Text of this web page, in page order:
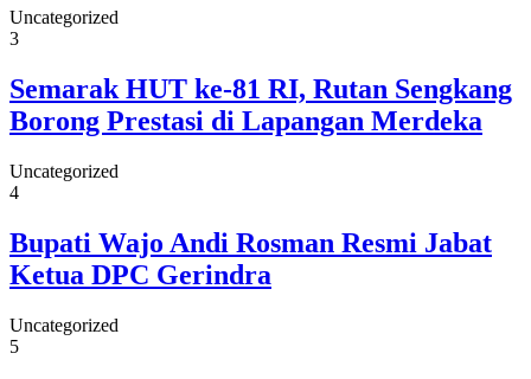
Uncategorized
3
Semarak HUT ke-81 RI, Rutan Sengkang
Borong Prestasi di Lapangan Merdeka
Uncategorized
4
Bupati Wajo Andi Rosman Resmi Jabat
Ketua DPC Gerindra
Uncategorized
5